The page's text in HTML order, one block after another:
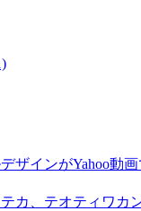
ザインがYahoo動
、テオティワカ